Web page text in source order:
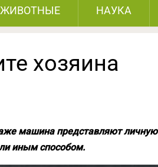
ЖИВОТНЫЕ НАУКА
хозяина
машина представляют личную
иным способом.